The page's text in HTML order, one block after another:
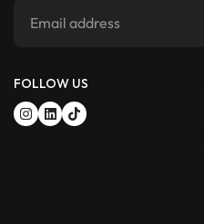
FOLLOW US